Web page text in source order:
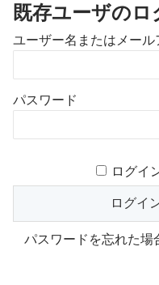
既存ユーザのロ
ユーザー名またはメール
パスワード
ログイ
パスワードを忘れた場